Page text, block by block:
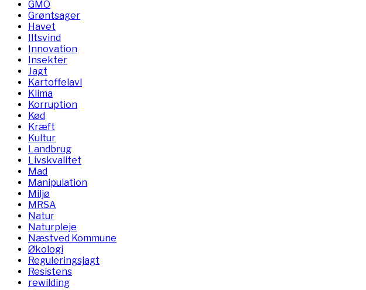
GMO
Grøntsager
Havet
Iltsvind
Innovation
Insekter
Jagt
Kartoffelavl
Klima
Korruption
Kød
Kræft
Kultur
Landbrug
Livskvalitet
Mad
Manipulation
Miljø
MRSA
Natur
Naturpleje
Næstved Kommune
Økologi
Reguleringsjagt
Resistens
rewilding